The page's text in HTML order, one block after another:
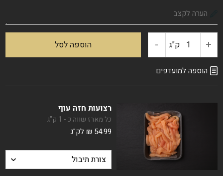
+ כמות
של
ק"ג - הוספה לסל
הוספה למועדפים
רצועות חזה עוף
כל מארז שווה כ - 1 ק"ג
₪ 54.99 לק"ג